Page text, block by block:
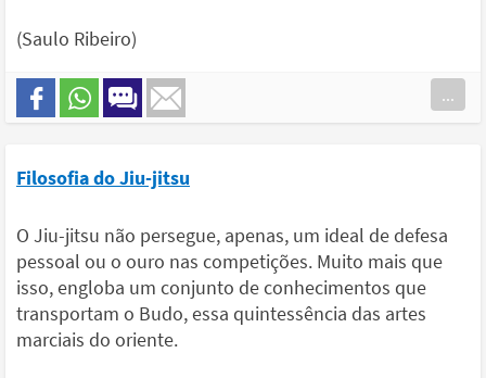
(Saulo Ribeiro)
...
Filosofia do Jiu-jitsu
O Jiu-jitsu não persegue, apenas, um ideal de defesa
pessoal ou o ouro nas competições. Muito mais que
isso, engloba um conjunto de conhecimentos que
transportam o Budo, essa quintessência das artes
marciais do oriente.